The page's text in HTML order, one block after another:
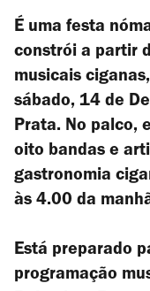
É uma festa
constrói a partir
musicais
sábado, 14 de
Prata. No palco,
oito bandas e
gastronomia
às 4.00 da
Está preparado
programação